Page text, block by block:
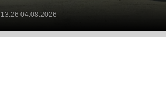
13:26 04.08.2026